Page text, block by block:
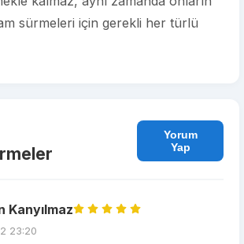
sürmeleri için gerekli her türlü
Yorum
Yap
Kanyılmaz
23:20